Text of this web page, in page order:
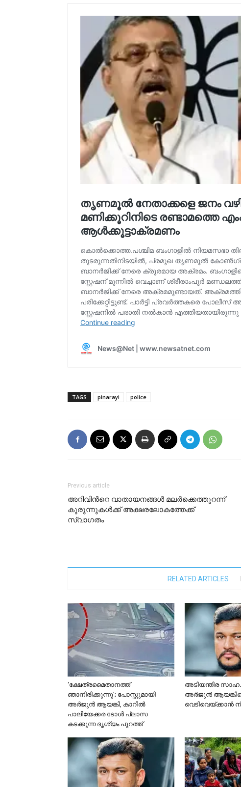
TAGS pinarayi police
Previous article
അറിവിന്‍റെ വാതായനങ്ങള്‍ മലര്‍ക്കെത്തുറന്ന്
കുരുന്നുകള്‍ക്ക് അക്ഷരലോകത്തേക്ക്
സ്വാഗതം
RELATED ARTICLES
‘ക്ഷേത്രമൈതാനത്ത്
ഞാനിരിക്കുന്നു’; പോസ്റ്റുമായി
അർജുൻ ആയങ്കി, കാറിൽ
പാലിയേക്കര ടോൾ പ്ലാസ
കടക്കുന്ന ദൃശ്യം പുറത്ത്
അടിയന്തിര
അർജുൻ
വെടിവെയ്ക്കാൻ